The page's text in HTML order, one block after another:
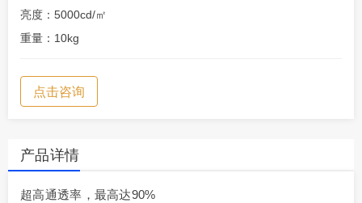
亮度：5000cd/㎡
重量：10kg
点击咨询
产品详情
超高通透率，最高达90%